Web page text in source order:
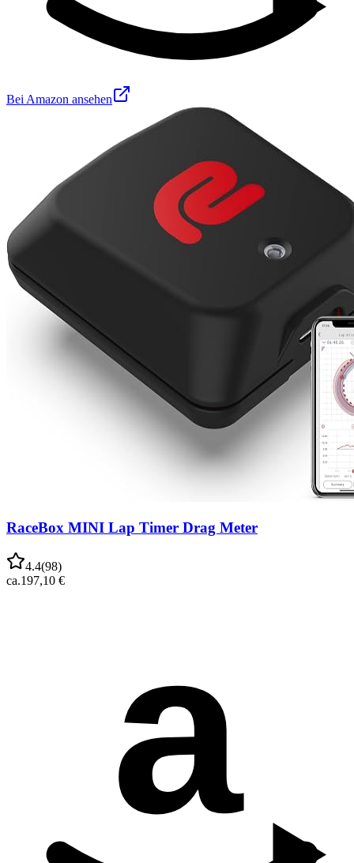
Bei Amazon ansehen
RaceBox MINI Lap Timer Drag Meter
4.4(98)
ca.197,10 €
a